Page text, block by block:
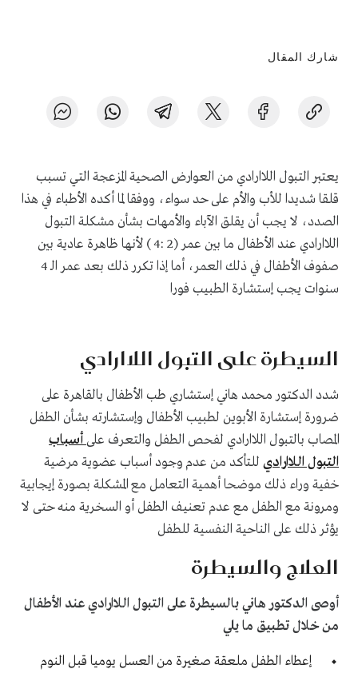
شارك المقال
يعتبر التبول اللاارادي من العوارض الصحية المزعجة التي تسبب
قلقا شديدا للأب والأم على حد سواء، ووفقا لما أكده الأطباء في هذا
الصدد، لا يجب أن يقلق الآباء والأمهات بشأن مشكلة التبول
اللاارادي عند الأطفال ما بين عمر (2 :4 ) لأنها ظاهرة عادية بين
صفوف الأطفال في ذلك العمر، أما إذا تكرر ذلك بعد عمر الـ 4
سنوات يجب إستشارة الطبيب فورا
السيطرة على التبول اللاارادي
شدد الدكتور محمد هاني إستشاري طب الأطفال بالقاهرة على
ضرورة إستشارة الأبوين لطبيب الأطفال وإستشارته بشأن الطفل
المصاب بالتبول اللاارادي لفحص الطفل والتعرف على أسباب
التبول اللاارادي للتأكد من عدم وجود أسباب عضوية مرضية
خفية وراء ذلك موضحا أهمية التعامل مع المشكلة بصورة إيجابية
ومرونة مع الطفل مع عدم تعنيف الطفل أو السخرية منه حتى لا
يؤثر ذلك على الناحية النفسية للطفل
العلاج والسيطرة
أوصى الدكتور هاني بالسيطرة على التبول اللاارادي عند الأطفال
من خلال تطبيق ما يلي
إعطاء الطفل ملعقة صغيرة من العسل يوميا قبل النوم